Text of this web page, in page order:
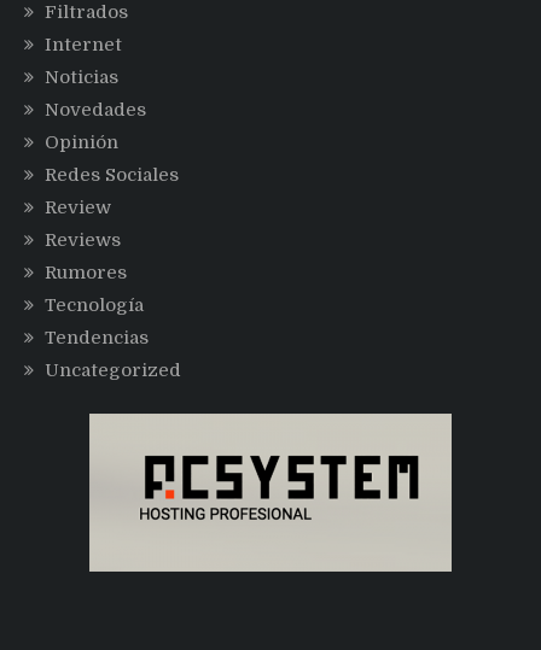
Filtrados
Internet
Noticias
Novedades
Opinión
Redes Sociales
Review
Reviews
Rumores
Tecnología
Tendencias
Uncategorized